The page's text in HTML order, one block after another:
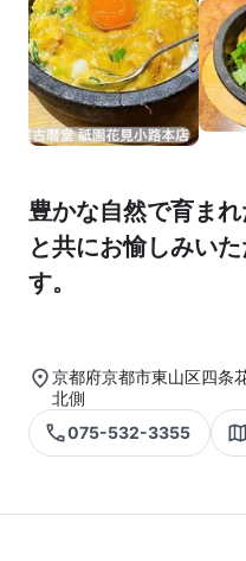
豊かな自然で育ま
と共にお愉しみい
す。
京都府京都市東山区四条
北側
075-532-3355